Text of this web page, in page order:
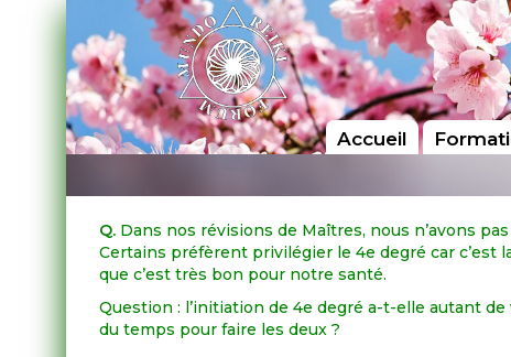
Accueil
Q. Dans nos révisions de Maîtres, nous n’avons
Certains préfèrent privilégier le 4e degré car c’est
que c’est très bon pour notre santé.
Question : l’initiation de 4e degré a-t-elle autant
du temps pour faire les deux ?